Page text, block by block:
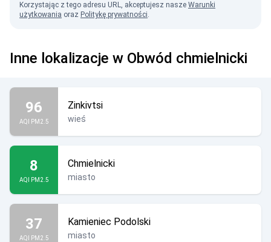
Korzystając z tego adresu URL, akceptujesz nasze Warunki
użytkowania oraz Politykę prywatności.
Inne lokalizacje w Obwód chmielnicki
96
AQI PM2.5
Zinkivtsi
wieś
8
AQI PM2.5
Chmielnicki
miasto
37
AQI PM2.5
Kamieniec Podolski
miasto